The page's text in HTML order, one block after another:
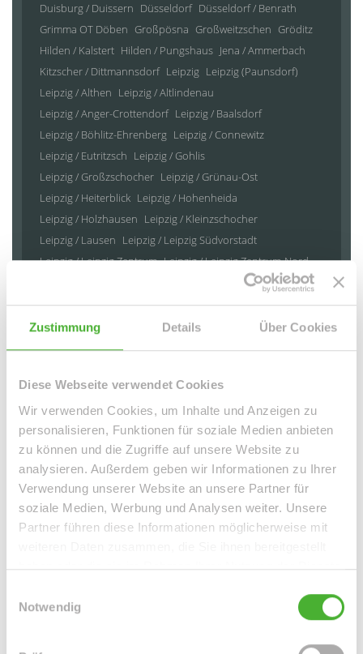
Zustimmung Details Über Cookies
Diese Webseite verwendet Cookies
Wir verwenden Cookies, um Inhalte und Anzeigen zu
personalisieren, Funktionen für soziale Medien anbieten
zu können und die Zugriffe auf unsere Website zu
analysieren. Außerdem geben wir Informationen zu Ihrer
Verwendung unserer Website an unsere Partner für
soziale Medien, Werbung und Analysen weiter. Unsere
Partner führen diese Informationen möglicherweise mit
haben oder die sie im Rahmen Ihrer Nutzung der Dienste
Notwendig
Duisburg / Duissern Düsseldorf Düsseldorf / Benrath
Grimma OT Döben Großpösna Großweitzschen Gröditz
Hilden / Kalstert Hilden / Pungshaus Jena / Ammerbach
Kitzscher / Dittmannsdorf Leipzig Leipzig (Paunsdorf)
Leipzig / Althen Leipzig / Altlindenau
Leipzig / Anger-Crottendorf Leipzig / Baalsdorf
Leipzig / Böhlitz-Ehrenberg Leipzig / Connewitz
Leipzig / Eutritzsch Leipzig / Gohlis
Leipzig / Großzschocher Leipzig / Grünau-Ost
Leipzig / Heiterblick Leipzig / Hohenheida
Leipzig / Holzhausen Leipzig / Kleinzschocher
Leipzig / Lausen Leipzig / Leipzig Südvorstadt
Leipzig / Leipzig Zentrum Leipzig / Leipzig Zentrum-Nord
Leipzig / Leipzig Zentrum-Süd
Leipzig / Leipzig Zentrum-West Leipzig / Liebertwolkwitz
Leipzig / Plagwitz Leipzig / Probstheida
Leipzig / Seehausen Machern / Plagwitz
Markkleeberg
Markranstädt
Mügeln Roßwein / Gleisberg Schkeuditz
Solingen / Burg an der Wupper
Solingen / Papiermühle
Taucha Taucha / Plösitz Torgau Willich Wurzen Zeitz
Zwenkau
Immo Bennewitz Haus Bennewitz Häuser Bennewitz
kaufen